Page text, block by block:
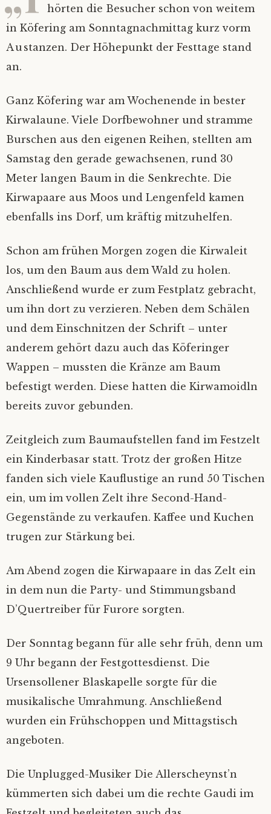
Impressum
Mietinventar
Satzung
Mitgliedsantrag
Nextcloud
Ferienprogramm
Datenschutz
Bilder
2026
Alle Jahre
hörten die Besucher schon von weitem
in Köfering am Sonntagnachmittag kurz vorm
Austanzen. Der Höhepunkt der Festtage stand
an.
Ganz Köfering war am Wochenende in bester
Kirwalaune. Viele Dorfbewohner und stramme
Burschen aus den eigenen Reihen, stellten am
Samstag den gerade gewachsenen, rund 30
Meter langen Baum in die Senkrechte. Die
Kirwapaare aus Moos und Lengenfeld kamen
ebenfalls ins Dorf, um kräftig mitzuhelfen.
Schon am frühen Morgen zogen die Kirwaleit
los, um den Baum aus dem Wald zu holen.
Anschließend wurde er zum Festplatz gebracht,
um ihn dort zu verzieren. Neben dem Schälen
und dem Einschnitzen der Schrift – unter
anderem gehört dazu auch das Köferinger
Wappen – mussten die Kränze am Baum
befestigt werden. Diese hatten die Kirwamoidln
bereits zuvor gebunden.
Zeitgleich zum Baumaufstellen fand im Festzelt
ein Kinderbasar statt. Trotz der großen Hitze
fanden sich viele Kauflustige an rund 50 Tischen
ein, um im vollen Zelt ihre Second-Hand-
Gegenstände zu verkaufen. Kaffee und Kuchen
trugen zur Stärkung bei.
Am Abend zogen die Kirwapaare in das Zelt ein
in dem nun die Party- und Stimmungsband
D’Quertreiber für Furore sorgten.
Der Sonntag begann für alle sehr früh, denn um
9 Uhr begann der Festgottesdienst. Die
Ursensollener Blaskapelle sorgte für die
musikalische Umrahmung. Anschließend
wurden ein Frühschoppen und Mittagstisch
angeboten.
Die Unplugged-Musiker Die Allerscheynst’n
kümmerten sich dabei um die rechte Gaudi im